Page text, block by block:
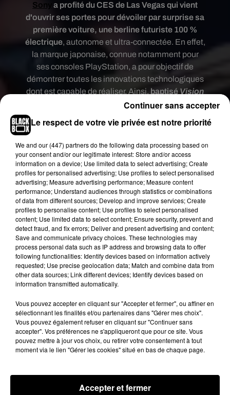
Publié : 8 janvier 2020 à 17h00 par A.L.
Sony
a profité du CES de Las Vegas qui vient
d'ouvrir ses portes pour dévoiler par surprise sa
première voiture, une berline futuriste 100 %
électrique, autonome et ultra-connectée. En effet,
la marque japonaise, connue notamment pour
ses consoles PlayStation, a pourobjectif de
démontrer toutes les innovations technologiques
dont est capable de réaliser. Ainsi, baptisé Vision
véhicule dispose de 33 capteurs placés
autant à l’intérieur qu’à l’extérieur
autant au confort qu’à la sécurité des passagers.
système de diffusion spatial 360-degree Reality
Audio, plusieurs écrans pour les passagers, ainsi
qu’une connectivité permanente.
A new world of mobility. Meet the VISION-S
prototype vehicle.#SonyCES
https://t.co/HFFViFIbm4
pic.twitter.com/6PseZEobbJ
— Sony (@Sony)January 7, 2020
Si aucune date de sortie officielle n'a été
confirmée, on sait d'orès et déjà que la voiture
changer de file par elle-même ou se garer
automatiquement. Le géant japonais n'a pas fini
de faire des émules !
single entre amour et...
Le respect de votre vie privée est notre priorité
We and our (447) partnersdo the following data processing based on
your consent and/or our legitimate interest: Store and/or access
information on a device; Use limited data to select advertising; Create
profiles for personalised advertising; Use profiles to select personalised
advertising; Measure advertising performance; Measure content
performance; Understand audiences through statistics or combinations
of data from different sources; Develop and improve services; Create
profiles to personalise content; Use profiles to select personalised
content; Use limited data to select content; Ensure security, prevent and
detect fraud, and fix errors; Deliver and present advertising and content;
Save and communicate privacy choices. These technologies may
process personal data such as IP address and browsing data to offer
following functionalities: Identify devices based on information actively
requested; Use precise geolocation data; Match and combine data from
other data sources; Link different devices; Identify devices based on
information transmitted automatically.
Vous pouvez accepter en cliquant sur "Accepter et fermer", ou affiner en
sélectionnant les finalités et/ou partenaires dans "Gérer mes choix".
Vous pouvez également refuser en cliquant sur "Continuer sans
accepter". Vos préférences ne s'appliqueront que pour ce site. Vous
pouvez mettre à jour vos choix, ou retirer votre consentement à tout
moment via le lien "Gérer les cookies" situé en bas de chaque page.
Accepter et fermer
Continuer sans accepter